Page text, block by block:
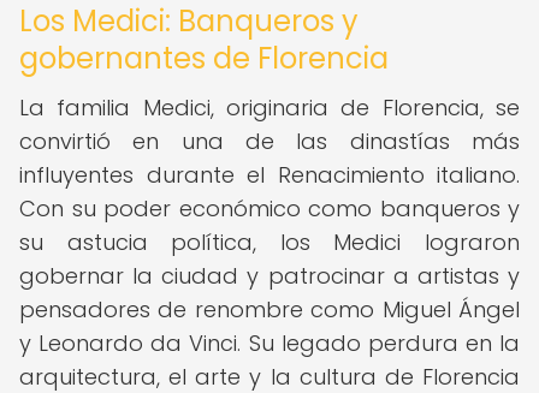
Los Medici: Banqueros y
gobernantes de Florencia
La familia Medici, originaria de Florencia, se
convirtió en una de las dinastías más
influyentes durante el Renacimiento italiano.
Con su poder económico como banqueros y
su astucia política, los Medici lograron
gobernar la ciudad y patrocinar a artistas y
pensadores de renombre como Miguel Ángel
y Leonardo da Vinci. Su legado perdura en la
arquitectura, el arte y la cultura de Florencia